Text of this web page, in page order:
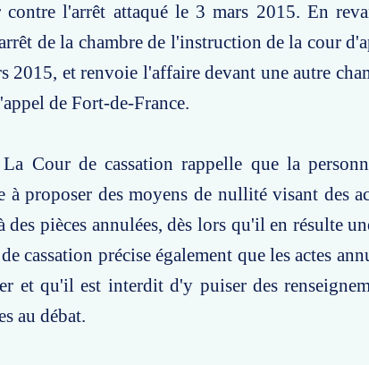
l'arrêt attaqué le 3 mars 2015. En
de la chambre de l'instruction de la cour
2015, et renvoie l'affaire devant une autre
de Fort-de-France.
Cour de cassation rappelle que la
à proposer des moyens de nullité visant des
des pièces annulées, dès lors qu'il en résulte
cassation précise également que les actes
et qu'il est interdit d'y puiser des
au débat.